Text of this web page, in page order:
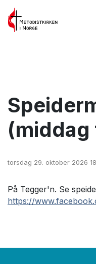
(middag
torsdag 29. oktober 2026
På Tegger'n. Se
https://